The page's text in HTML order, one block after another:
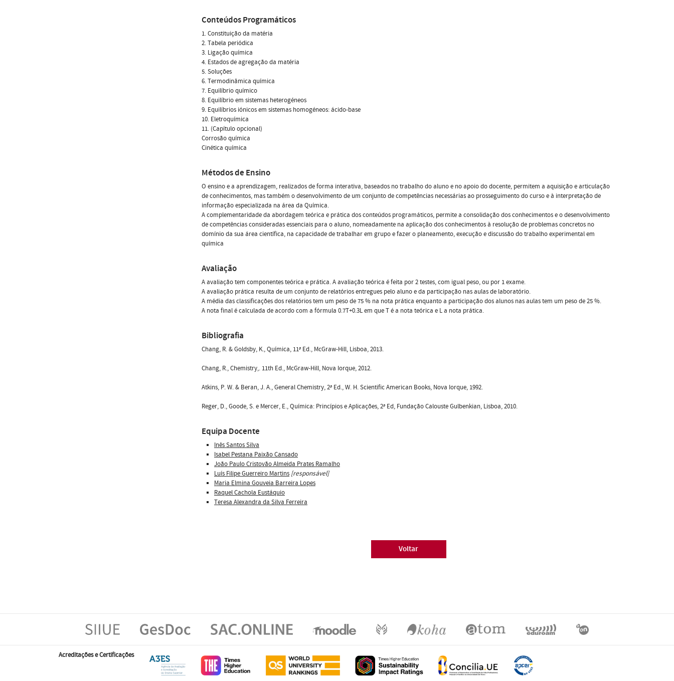
Conteúdos Programáticos
1. Constituição da matéria
2. Tabela periódica
3. Ligação química
4. Estados de agregação da matéria
5. Soluções
6. Termodinâmica química
7. Equilíbrio químico
8. Equilíbrio em sistemas heterogéneos
9. Equilíbrios iónicos em sistemas homogéneos: ácido-base
10. Eletroquímica
11. (Capítulo opcional)
Corrosão química
Cinética química
Métodos de Ensino
O ensino e a aprendizagem, realizados de forma interativa, baseados no trabalho do aluno e no apoio do docente, permitem a aquisição e articulação
de conhecimentos, mas também o desenvolvimento de um conjunto de competências necessárias ao prosseguimento do curso e à interpretação de
informação especializada na área da Química.
A complementaridade da abordagem teórica e prática dos conteúdos programáticos, permite a consolidação dos conhecimentos e o desenvolvimento
de competências consideradas essenciais para o aluno, nomeadamente na aplicação dos conhecimentos à resolução de problemas concretos no
domínio da sua área científica, na capacidade de trabalhar em grupo e fazer o planeamento, execução e discussão do trabalho experimental em
química
Avaliação
A avaliação tem componentes teórica e prática. A avaliação teórica é feita por 2 testes, com igual peso, ou por 1 exame.
A avaliação prática resulta de um conjunto de relatórios entregues pelo aluno e da participação nas aulas de laboratório.
A média das classificações dos relatórios tem um peso de 75 % na nota prática enquanto a participação dos alunos nas aulas tem um peso de 25 %.
A nota final é calculada de acordo com a fórmula 0.7T+0.3L em que T é a nota teórica e L a nota prática.
Bibliografia
Chang, R. & Goldsby, K., Química, 11ª Ed., McGraw-Hill, Lisboa, 2013.
Chang, R., Chemistry,. 11th Ed., McGraw-Hill, Nova Iorque, 2012.
Atkins, P. W. & Beran, J. A., General Chemistry, 2ª Ed., W. H. Scientific American Books, Nova Iorque, 1992.
Reger, D., Goode, S. e Mercer, E., Química: Princípios e Aplicações, 2ª Ed, Fundação Calouste Gulbenkian, Lisboa, 2010.
Equipa Docente
Inês Santos Silva
Isabel Pestana Paixão Cansado
João Paulo Cristovão Almeida Prates Ramalho
Luís Filipe Guerreiro Martins [responsável]
Maria Elmina Gouveia Barreira Lopes
Raquel Cachola Eustáquio
Teresa Alexandra da Silva Ferreira
Voltar
Acreditações e Certificações